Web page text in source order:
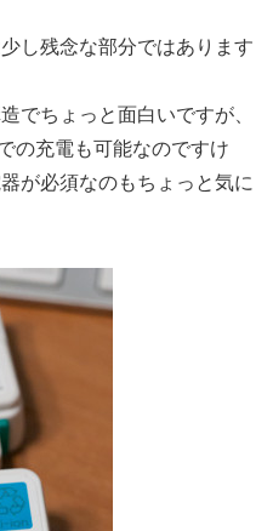
し残念な部分ではあります
でちょっと面白いですが、
の充電も可能なのですけ
が必須なのもちょっと気に